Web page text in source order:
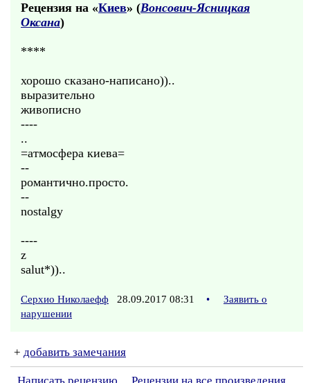
Рецензия на «Киев» (Вонсович-Ясницкая
Оксана)
****
хорошо сказано-написано))..
выразительно
живописно
----
..
=атмосфера киева=
--
романтично.просто.
--
nostalgy
----
z
salut*))..
Серхио Николаефф 28.09.2017 08:31 •
Заявить о
нарушении
+ добавить замечания